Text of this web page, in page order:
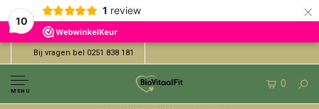
10
1 review ×
Bij vragen bel 0251 838 181
MENU
0